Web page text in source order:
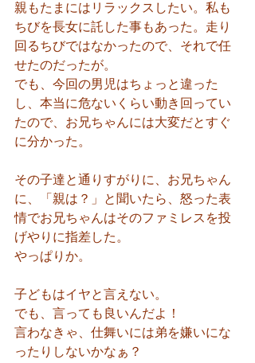
親もたまにはリラックスしたい。私も
ちびを長女に託した事もあった。走り
回るちびではなかったので、それで任
せたのだったが。
でも、今回の男児はちょっと違った
し、本当に危ないくらい動き回ってい
たので、お兄ちゃんには大変だとすぐ
に分かった。
その子達と通りすがりに、お兄ちゃん
に、「親は？」と聞いたら、怒った表
情でお兄ちゃんはそのファミレスを投
げやりに指差した。
やっぱりか。
子どもはイヤと言えない。
でも、言っても良いんだよ！
言わなきゃ、仕舞いには弟を嫌いにな
ったりしないかなぁ？